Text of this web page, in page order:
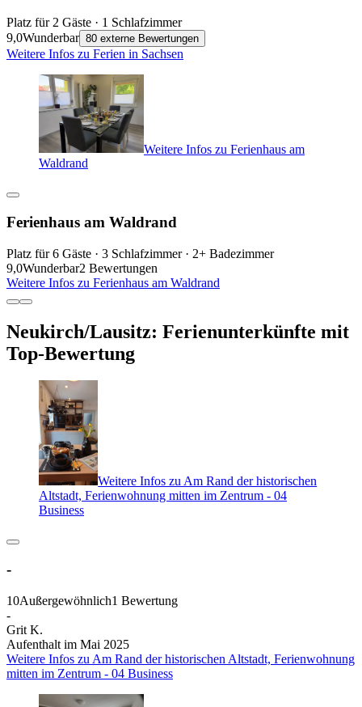
Platz für 2 Gäste · 1 Schlafzimmer
9,0Wunderbar 80 externe Bewertungen
Weitere Infos zu Ferien in Sachsen
Weitere Infos zu Ferienhaus am
Waldrand
Ferienhaus am Waldrand
Platz für 6 Gäste · 3 Schlafzimmer · 2+ Badezimmer
9,0Wunderbar2 Bewertungen
Weitere Infos zu Ferienhaus am Waldrand
Neukirch/Lausitz: Ferienunterkünfte mit
Top-Bewertung
Weitere Infos zu Am Rand der historischen
Altstadt, Ferienwohnung mitten im Zentrum - 04
Business
-
10Außergewöhnlich1 Bewertung
-
Grit K.
Aufenthalt im Mai 2025
Weitere Infos zu Am Rand der historischen Altstadt, Ferienwohnung
mitten im Zentrum - 04 Business